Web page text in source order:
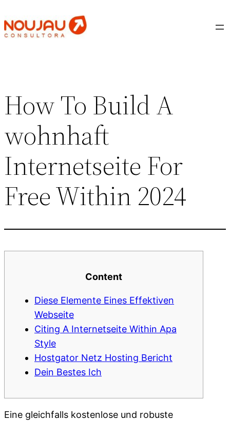
al
contenido
How To Build A
wohnhaft
Internetseite For
Free Within 2024
Content
Diese Elemente Eines Effektiven
Webseite
Citing A Internetseite Within Apa
Style
Hostgator Netz Hosting Bericht
Dein Bestes Ich
Eine gleichfalls kostenlose und robuste